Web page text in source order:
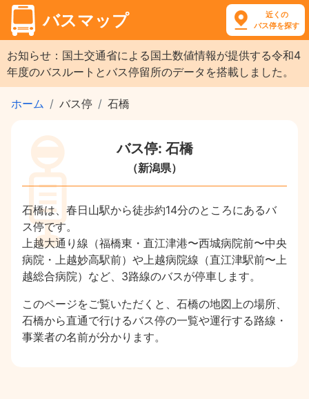
バスマップ
近くの
バス停を探す
お知らせ：国土交通省による国土数値情報が提供する令和4
年度のバスルートとバス停留所のデータを搭載しました。
ホーム バス停 石橋
バス停: 石橋
（新潟県）
石橋は、春日山駅から徒歩約14分のところにあるバ
ス停です。
上越大通り線（福橋東・直江津港〜西城病院前〜中央
病院・上越妙高駅前）や上越病院線（直江津駅前〜上
越総合病院）など、3路線のバスが停車します。
このページをご覧いただくと、石橋の地図上の場所、
石橋から直通で行けるバス停の一覧や運行する路線・
事業者の名前が分かります。